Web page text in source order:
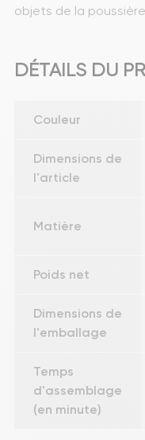
objets de la
DÉTAILS DU
Couleur
Dimensions de
l'article
Matière
Poids net
Dimensions de
l'emballage
Temps
d'assemblage
(en minute)